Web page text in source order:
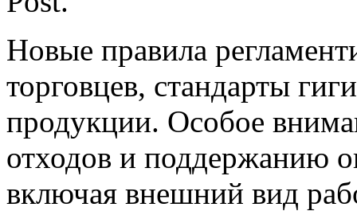
Новые правила
торговцев, стандарты
продукции. Особое
отходов и поддержанию
включая внешний вид